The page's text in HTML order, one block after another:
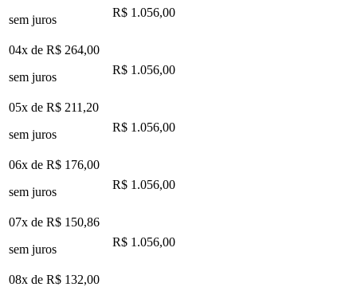
sem juros
R$ 1.056,00
04x de R$ 264,00
sem juros
R$ 1.056,00
05x de R$ 211,20
sem juros
R$ 1.056,00
06x de R$ 176,00
sem juros
R$ 1.056,00
07x de R$ 150,86
sem juros
R$ 1.056,00
08x de R$ 132,00